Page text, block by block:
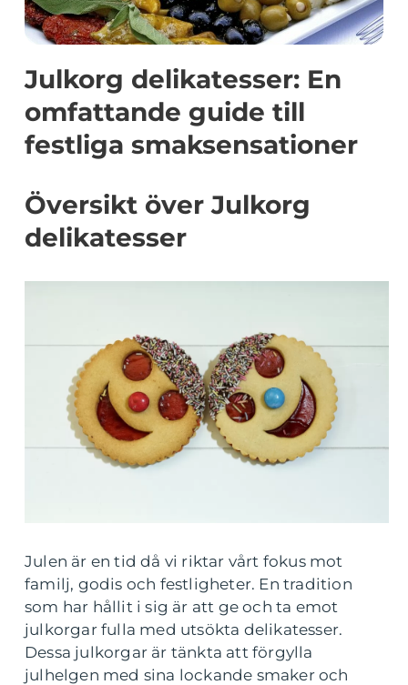
Julkorg delikatesser: En
omfattande guide till
festliga smaksensationer
Översikt över Julkorg
delikatesser
Julen är en tid då vi riktar vårt fokus mot
familj, godis och festligheter. En tradition
som har hållit i sig är att ge och ta emot
julkorgar fulla med utsökta delikatesser.
Dessa julkorgar är tänkta att förgylla
julhelgen med sina lockande smaker och